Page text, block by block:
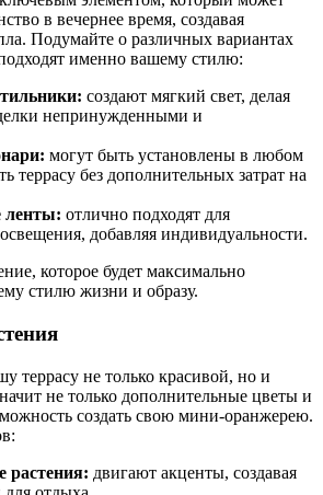
в вечернее время, создавая
Подумайте о различных вариантах
именно вашему стилю:
создают мягкий свет, делая
непринужденными и
могут быть установлены в любом
террасу без дополнительных затрат на
ленты: отлично подходят для
добавляя индивидуальности.
которое будет максимально
стилю жизни и образу.
террасу не только красивой, но и
не только дополнительные цветы и
создать свою мини-оранжерею.
растения: двигают акценты, создавая